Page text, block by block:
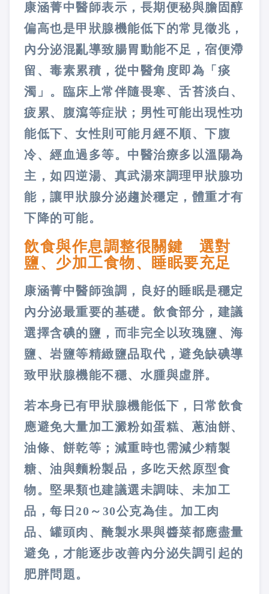
康涵菁中醫師表示，長期便秘與膽固醇
偏高也是甲狀腺機能低下的常見徵兆，
內分泌混亂導致腸胃動能不足，宿便滯
留、毒素累積，從中醫角度即為「痰
濁」。臨床上常伴隨畏寒、舌苔淡白、
疲累、腹瀉等症狀；男性可能出現性功
能低下、女性則可能月經不順、下腹
冷、經血過多等。中醫治療多以溫陽為
主，如四逆湯、真武湯來調理甲狀腺功
能，讓甲狀腺分泌趨於穩定，體重才有
下降的可能。
飲食與作息調整很關鍵 選對
鹽、少加工食物、睡眠要充足
康涵菁中醫師強調，良好的睡眠是穩定
內分泌最重要的基礎。飲食部分，建議
選擇含碘的鹽，而非完全以玫瑰鹽、海
鹽、岩鹽等精緻鹽品取代，避免缺碘導
致甲狀腺機能不穩、水腫與虛胖。
若本身已有甲狀腺機能低下，日常飲食
應避免大量加工澱粉如蛋糕、蔥油餅、
油條、餅乾等；減重時也需減少精製
糖、油與麵粉製品，多吃天然原型食
物。堅果類也建議選未調味、未加工
品，每日20～30公克為佳。加工肉
品、罐頭肉、醃製水果與醬菜都應盡量
避免，才能逐步改善內分泌失調引起的
肥胖問題。